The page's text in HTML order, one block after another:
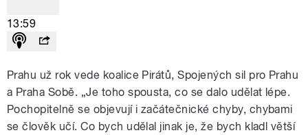
13:59
Prahu už rok vede koalice Pirátů, Spojených sil pro Prahu
a Praha Sobě. „Je toho spousta, co se dalo udělat lépe.
Pochopitelně se objevují i začátečnické chyby, chybami
se člověk učí. Co bych udělal jinak je, že bych kladl větší